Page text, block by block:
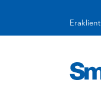
Eraklient